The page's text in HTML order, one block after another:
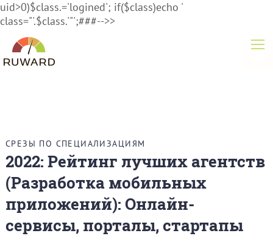
uid>0)$class.='logined'; if($class)echo '
class="'.$class.'"';###-->>
СРЕЗЫ ПО СПЕЦИАЛИЗАЦИЯМ
2022: Рейтинг лучших агентств
(Разработка мобильных
приложений): Онлайн-
сервисы, порталы, стартапы